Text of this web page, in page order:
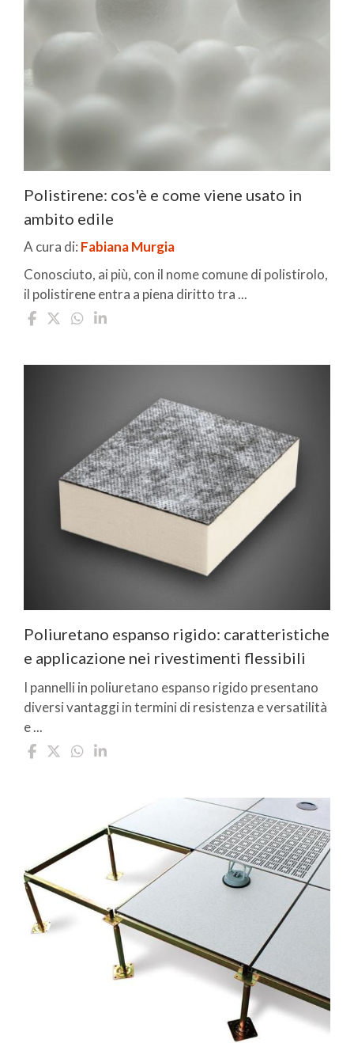
Polistirene: cos'è e come viene usato in
ambito edile
A cura di: Fabiana Murgia
Conosciuto, ai più, con il nome comune di polistirolo,
il polistirene entra a piena diritto tra ...
Poliuretano espanso rigido: caratteristiche
e applicazione nei rivestimenti flessibili
I pannelli in poliuretano espanso rigido presentano
diversi vantaggi in termini di resistenza e versatilità
e ...